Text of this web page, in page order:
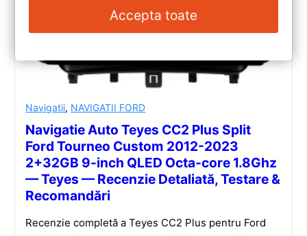
Navigatii, NAVIGATII FORD
Navigatie Auto Teyes CC2 Plus Split
Ford Tourneo Custom 2012-2023
2+32GB 9-inch QLED Octa-core 1.8Ghz
— Teyes — Recenzie Detaliată, Testare &
Recomandări
Recenzie completă a Teyes CC2 Plus pentru Ford
Accepta toate